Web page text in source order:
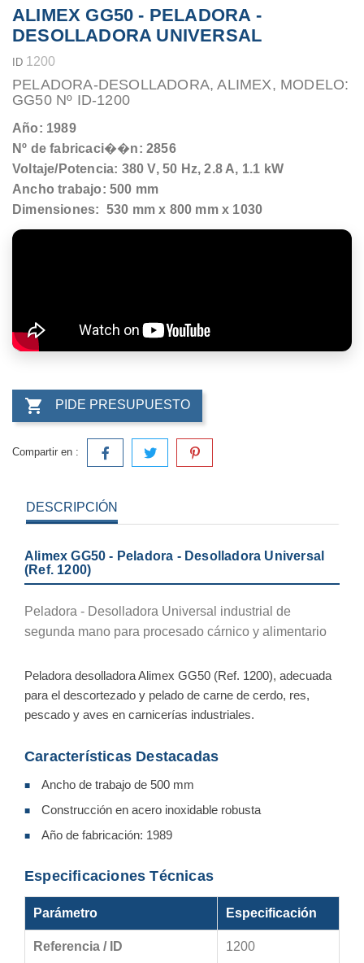
ALIMEX GG50 - PELADORA -
DESOLLADORA UNIVERSAL
ID 1200
PELADORA-DESOLLADORA, ALIMEX, MODELO:
GG50 Nº ID-1200
Año: 1989
Nº de fabricaci��n: 2856
Voltaje/Potencia: 380 V, 50 Hz, 2.8 A, 1.1 kW
Ancho trabajo: 500 mm
Dimensiones: 530 mm x 800 mm x 1030
 PIDE PRESUPUESTO
Compartir en :
DESCRIPCIÓN
Alimex GG50 - Peladora - Desolladora Universal
(Ref. 1200)
Peladora - Desolladora Universal industrial de
segunda mano para procesado cárnico y alimentario
Peladora desolladora Alimex GG50 (Ref. 1200), adecuada
para el descortezado y pelado de carne de cerdo, res,
pescado y aves en carnicerías industriales.
Características Destacadas
■ Ancho de trabajo de 500 mm
■ Construcción en acero inoxidable robusta
■ Año de fabricación: 1989
Especificaciones Técnicas
Parámetro Especificación
Referencia / ID 1200